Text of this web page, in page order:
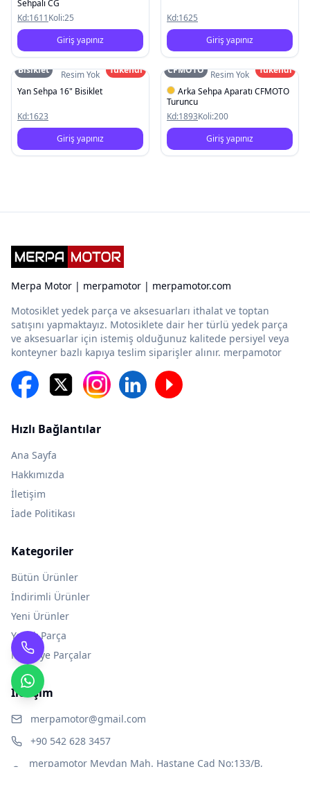
Sehpali CG
Kd:1611Koli:25
Giriş yapınız
Kd:1625
Giriş yapınız
Resim Yok
Bisiklet
Tükendi
Yan Sehpa 16" Bisiklet
Kd:1623
Giriş yapınız
Resim Yok
CFMOTO
Tükendi
Arka Sehpa Aparatı CFMOTO
Turuncu
Kd:1893Koli:200
Giriş yapınız
Merpa Motor | merpamotor | merpamotor.com
Motosiklet yedek parça ve aksesuarları ithalat ve toptan
satışını yapmaktayız. Motosiklete dair her türlü yedek parça
ve aksesuarlar için istemiş olduğunuz kalitede persiyel veya
konteyner bazlı kapıya teslim siparişler alınır. merpamotor
Hızlı Bağlantılar
Ana Sayfa
Hakkımızda
İletişim
İade Politikası
Kategoriler
Bütün Ürünler
İndirimli Ürünler
Yeni Ürünler
Yedek Parça
Modifiye Parçalar
İletişim
merpamotor@gmail.com
+90 542 628 3457
merpamotor Meydan Mah. Hastane Cad No:133/B,